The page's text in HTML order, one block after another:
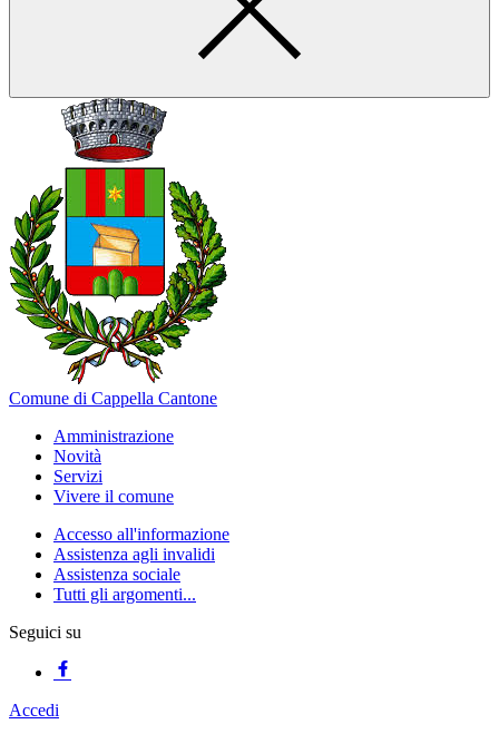
Comune di Cappella Cantone
Amministrazione
Novità
Servizi
Vivere il comune
Accesso all'informazione
Assistenza agli invalidi
Assistenza sociale
Tutti gli argomenti...
Seguici su
Accedi